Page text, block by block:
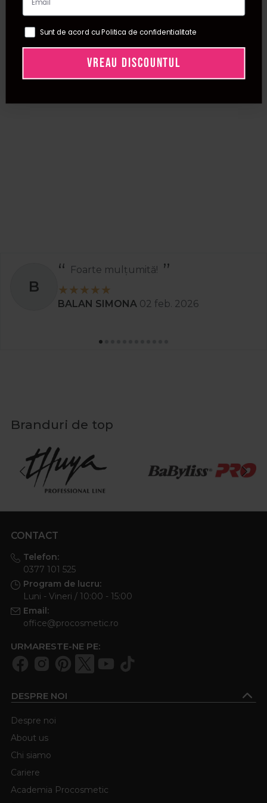
B
Foarte mulțumită!
BALAN SIMONA 02 feb. 2026
Branduri de top
CONTACT
Telefon:
0377 101 525
Program de lucru:
Luni - Vineri / 10:00 - 15:00
Email:
office@procosmetic.ro
URMARESTE-NE PE:
DESPRE NOI
Despre noi
About us
Chi siamo
Cariere
Academia Procosmetic
Sunt de acord cu Politica de confidentialitate
VREAU DISCOUNTUL